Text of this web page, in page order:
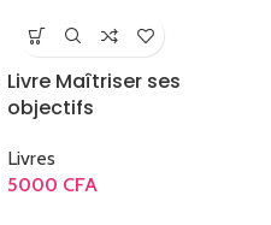
Livre Maîtriser ses
objectifs
Livres
5000 CFA